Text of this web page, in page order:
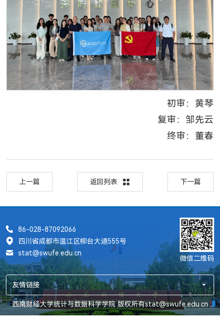
初审：黄琴
复审：邹先云
终审：董春
上一篇 返回列表 下一篇
86-028-87092066
四川省成都市温江区柳台大道555号
stat@swufe.edu.cn
微信二维码
友情链接
西南财经大学统计与数据科学学院 版权所有stat@swufe.edu.cn